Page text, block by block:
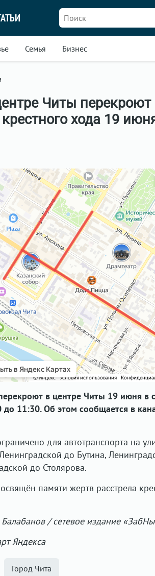
Семья Бизнес
Читы перекроют
хода 19
в центре Читы 19 июня в
до 11:30. Об этом сообщается в
для автотранспорта на
до Бутина,
до Столярова.
памяти жертв расстрела
/ сетевое издание
Яндекса
Город Чита